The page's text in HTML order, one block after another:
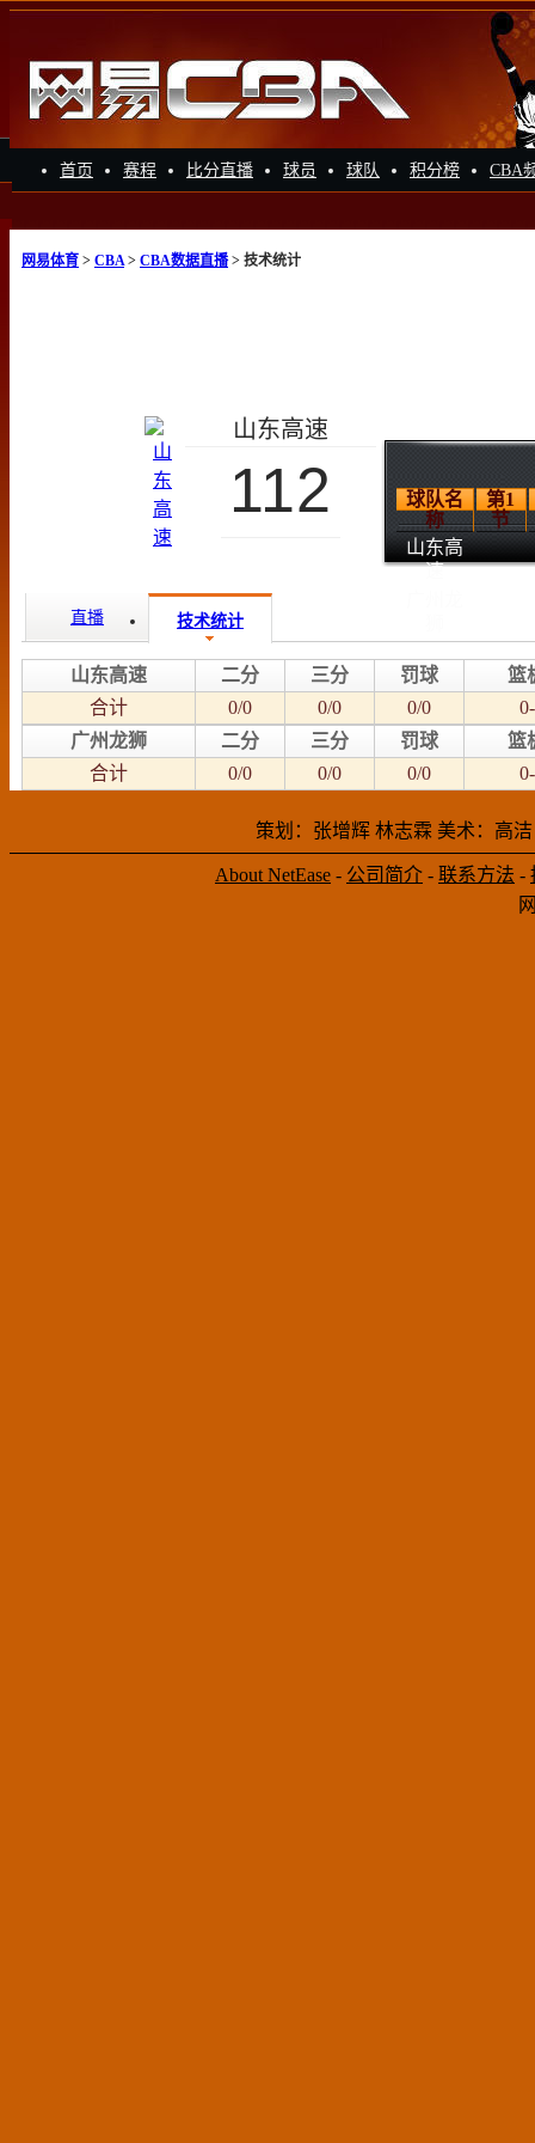
首页 赛程 比分直播 球员 球队 积分榜 CBA
网易体育 > CBA> CBA数据直播> 技术统计
山东高速
112
球队名
称
第1
节
山东高
速
直播 技术统计
山东高速 二分 三分 罚球
篮
合计
0/0 0/0 0/0
广州龙狮
二分 三分 罚球
篮
合计
0/0 0/0 0/0
策划：张增辉 林志霖 美术：高
About NetEase - 公司简介 - 联系方法 -